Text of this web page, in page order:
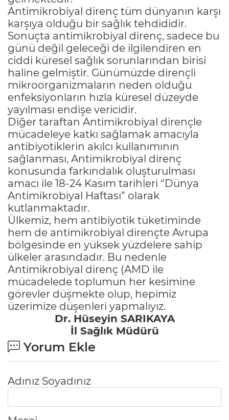
Antimikrobiyal direnç tüm dünyanın karşı
karşıya olduğu bir sağlık tehdididir.
Sonuçta antimikrobiyal direnç, sadece bu
günü değil geleceği de ilgilendiren en
ciddi küresel sağlık sorunlarından birisi
haline gelmiştir. Günümüzde dirençli
mikroorganizmaların neden olduğu
enfeksiyonların hızla küresel düzeyde
yayılması endişe vericidir.
Diğer taraftan Antimikrobiyal dirençle
mücadeleye katkı sağlamak amacıyla
antibiyotiklerin akılcı kullanımının
sağlanması, Antimikrobiyal direnç
konusunda farkındalık oluşturulması
amacı ile 18-24 Kasım tarihleri “Dünya
Antimikrobiyal Haftası” olarak
kutlanmaktadır.
Ülkemiz, hem antibiyotik tüketiminde
hem de antimikrobiyal dirençte Avrupa
bölgesinde en yüksek yüzdelere sahip
ülkeler arasındadır. Bu nedenle
Antimikrobiyal direnç (AMD ile
mücadelede toplumun her kesimine
görevler düşmekte olup, hepimiz
üzerimize düşenleri yapmalıyız.
Dr. Hüseyin SARIKAYA
İl Sağlık Müdürü
Yorum Ekle
Adınız Soyadınız